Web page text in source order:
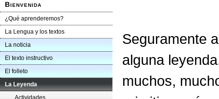
Bienvenida
¿Qué aprenderemos?
La Lengua y los textos
La noticia
El texto instructivo
El folleto
La Leyenda
Actividades
Seguramente
alguna
muchos,